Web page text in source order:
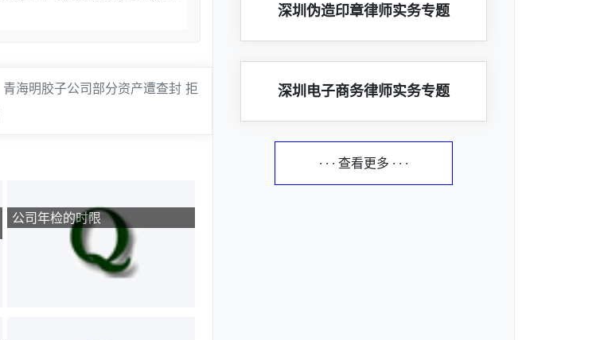
青海明胶子公司部分资产遭查封 拒
公司年检的时限
深圳伪造印章律师实务专题
深圳电子商务律师实务专题
· · · 查看更多 · · ·